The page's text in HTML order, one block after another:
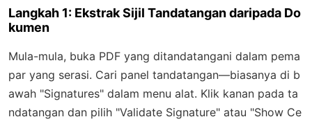
Langkah 1: Ekstrak Sijil Tandatangan daripada Do
kumen
Mula-mula, buka PDF yang ditandatangani dalam pema
par yang serasi. Cari panel tandatangan—biasanya di b
awah "Signatures" dalam menu alat. Klik kanan pada ta
ndatangan dan pilih "Validate Signature" atau "Show Ce